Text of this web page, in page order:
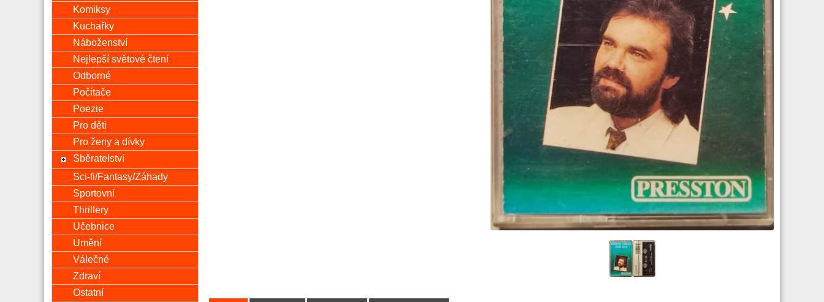
Komiksy
Kuchařky
Náboženství
Nejlepší světové čtení
Odborné
Počítače
Poezie
Pro děti
Pro ženy a dívky
Sběratelství
Sci-fi/Fantasy/Záhady
Sportovní
Thrillery
Učebnice
Umění
Válečné
Zdraví
Ostatní